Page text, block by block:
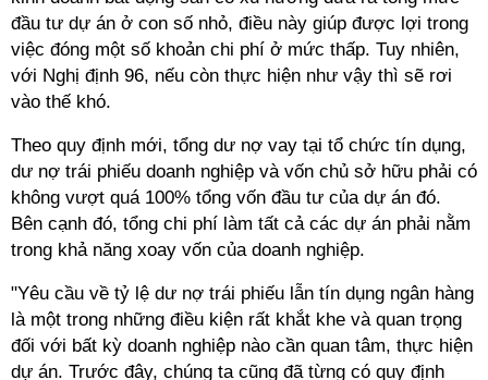
đầu tư dự án ở con số nhỏ, điều này giúp được lợi trong
việc đóng một số khoản chi phí ở mức thấp. Tuy nhiên,
với Nghị định 96, nếu còn thực hiện như vậy thì sẽ rơi
vào thế khó.
Theo quy định mới, tổng dư nợ vay tại tổ chức tín dụng,
dư nợ trái phiếu doanh nghiệp và vốn chủ sở hữu phải có
không vượt quá 100% tổng vốn đầu tư của dự án đó.
Bên cạnh đó, tổng chi phí làm tất cả các dự án phải nằm
trong khả năng xoay vốn của doanh nghiệp.
"Yêu cầu về tỷ lệ dư nợ trái phiếu lẫn tín dụng ngân hàng
là một trong những điều kiện rất khắt khe và quan trọng
đối với bất kỳ doanh nghiệp nào cần quan tâm, thực hiện
dự án. Trước đây, chúng ta cũng đã từng có quy định